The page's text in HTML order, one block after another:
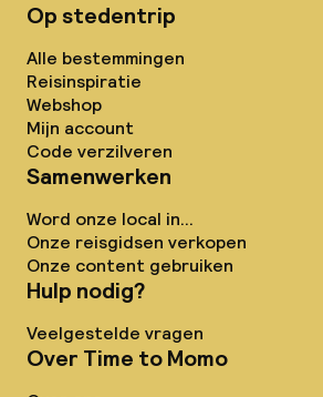
Op stedentrip
Alle bestemmingen
Reisinspiratie
Webshop
Mijn account
Code verzilveren
Samenwerken
Word onze local in...
Onze reisgidsen verkopen
Onze content gebruiken
Hulp nodig?
Veelgestelde vragen
Over Time to Momo